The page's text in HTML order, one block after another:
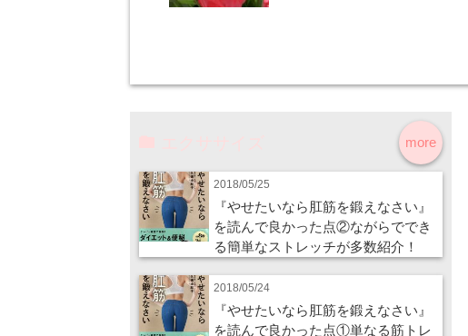
more
2018/05/25
『やせたいなら肛筋を鍛えなさい』
を読んで良かった点②ながらででき
る簡単なストレッチが多数紹介！
2018/05/24
『やせたいなら肛筋を鍛えなさい』
を読んで良かった点①単なる筋トレ